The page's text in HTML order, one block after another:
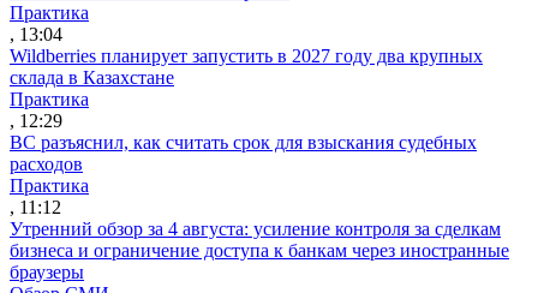
Практика
, 13:04
Wildberries планирует запустить в 2027 году два крупных
склада в Казахстане
Практика
, 12:29
ВС разъяснил, как считать срок для взыскания судебных
расходов
Практика
, 11:12
Утренний обзор за 4 августа: усиление контроля за сделкам
бизнеса и ограничение доступа к банкам через иностранные
браузеры